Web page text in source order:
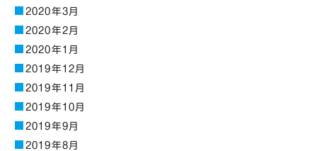
2020年3月
2020年2月
2020年1月
2019年12月
2019年11月
2019年10月
2019年9月
2019年8月